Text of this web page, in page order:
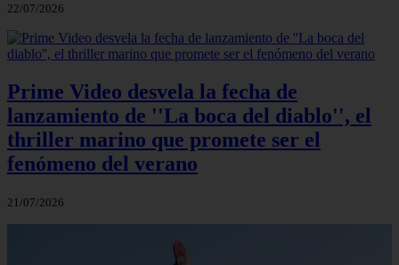
22/07/2026
Prime Video desvela la fecha de
lanzamiento de ''La boca del diablo'', el
thriller marino que promete ser el
fenómeno del verano
21/07/2026